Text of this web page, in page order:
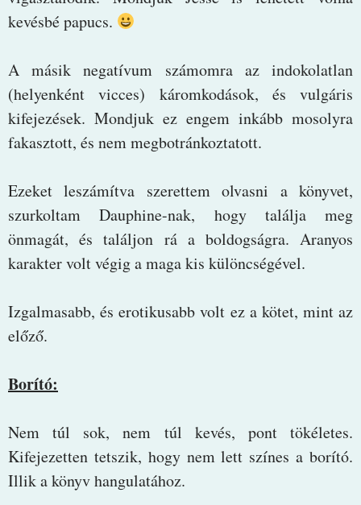
kevésbé papucs.
A másik negatívum számomra az indokolatlan
(helyenként vicces) káromkodások, és vulgáris
kifejezések. Mondjuk ez engem inkább mosolyra
fakasztott, és nem megbotránkoztatott.
Ezeket leszámítva szerettem olvasni a könyvet,
szurkoltam Dauphine-nak, hogy találja meg
önmagát, és találjon rá a boldogságra. Aranyos
karakter volt végig a maga kis különcségével.
Izgalmasabb, és erotikusabb volt ez a kötet, mint az
előző.
Borító:
Nem túl sok, nem túl kevés, pont tökéletes.
Kifejezetten tetszik, hogy nem lett színes a borító.
Illik a könyv hangulatához.